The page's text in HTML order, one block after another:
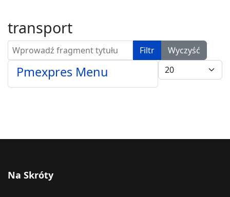
transport
Wprowadź fragment tytułu Filtr
Wyczyść
Pokaż #
Pmexpres Menu
Na Skróty